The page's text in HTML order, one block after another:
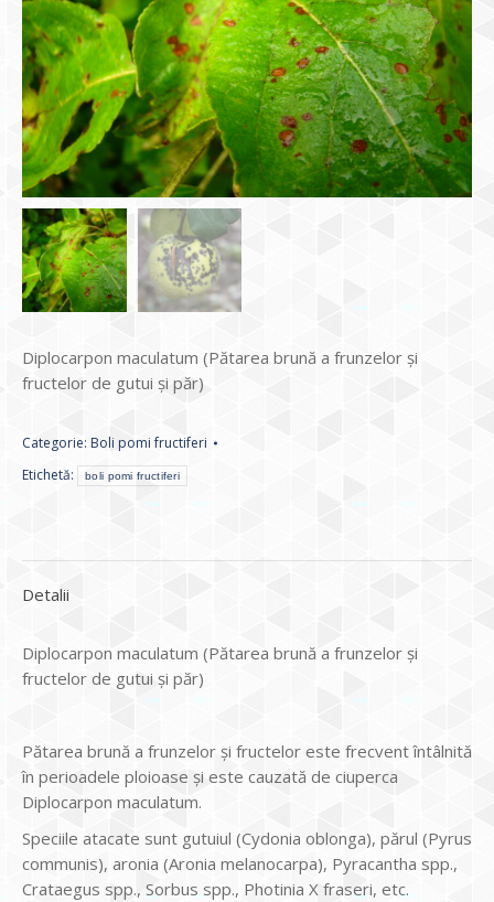
Diplocarpon maculatum (Pătarea brună a frunzelor și
fructelor de gutui și păr)
Categorie: Boli pomi fructiferi
Etichetă:
boli pomi fructiferi
Detalii
Diplocarpon maculatum (Pătarea brună a frunzelor și
fructelor de gutui și păr)
Pătarea brună a frunzelor și fructelor este frecvent întâlnită
în perioadele ploioase și este cauzată de ciuperca
Diplocarpon maculatum.
Speciile atacate sunt gutuiul (Cydonia oblonga), părul (Pyrus
communis), aronia (Aronia melanocarpa), Pyracantha spp.,
Crataegus spp., Sorbus spp., Photinia X fraseri, etc.